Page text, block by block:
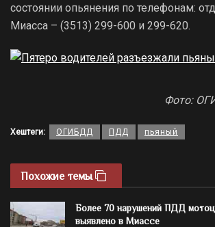
состоянии опьянения по телефонам:
Миасса – (3513) 299-600 и 299-620.
Фото:
Хештеги: ОГИБДД ПДД пьяный
Похожие темы
Более 70 нарушений ПДД
выявлено в Миассе